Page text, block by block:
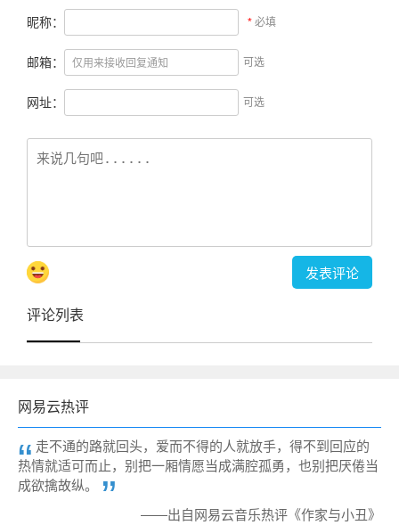
昵称： * 必填
邮箱： 可选
网址： 可选
评论列表
网易云热评
走不通的路就回头，爱而不得的人就放手，得不到回应的
热情就适可而止，别把一厢情愿当成满腔孤勇，也别把厌倦当
成欲擒故纵。
——出自网易云音乐热评《作家与小丑》